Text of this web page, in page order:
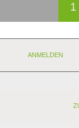
1
ANMELDEN